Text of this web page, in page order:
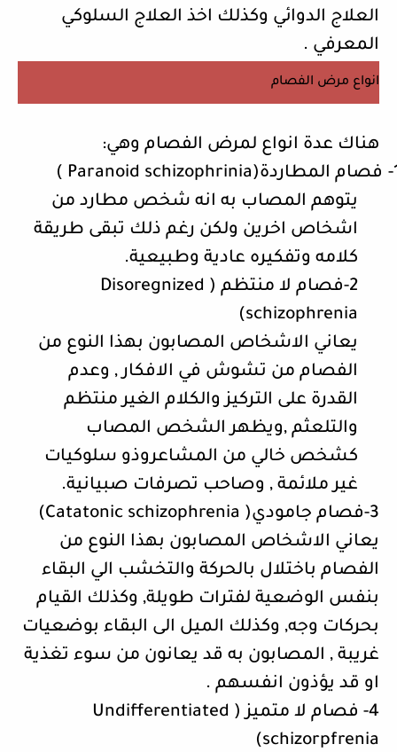
العلاج الدوائي وكذلك اخذ العلاج السلوكي
المعرفي .
انواع مرض الفصام
هناك عدة انواع لمرض الفصام وهي:
فصام المطاردة(Paranoid schizophrinia
)
يتوهم المصاب به انه شخص مطارد من
اشخاص اخرين ولكن رغم ذلك تبقى طريقة
كلامه وتفكيره عادية وطبيعية.
2-فصام لا منتظم (
Disoregnized
schizophrenia
)
يعاني الاشخاص المصابون بهذا النوع من
الفصام من تشوش في الافكار , وعدم
القدرة على التركيز والكلام الغير منتظم
والتلعثم ,ويظهر الشخص المصاب
كشخص خالي من المشاعروذو سلوكيات
غير ملائمة , وصاحب تصرفات صبيانية.
3-فصام جامودي(
Catatonic schizophrenia
)
يعاني الاشخاص المصابون بهذا النوع من
الفصام باختلال بالحركة والتخشب الي البقاء
بنفس الوضعية لفترات طويلة, وكذلك القيام
بحركات وجه, وكذلك الميل الى البقاء بوضعيات
غريبة , المصابون به قد يعانون من سوء تغذية
او قد يؤذون انفسهم .
4- فصام لا متميز (
Undifferentiated
schizorpfrenia
)